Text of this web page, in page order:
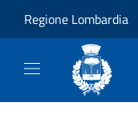
Regione Lombardia